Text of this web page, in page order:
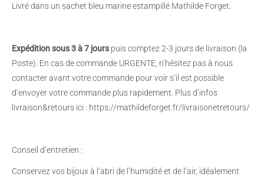
Livré dans un sachet bleu marine estampillé Mathilde Forget.
Expédition sous 3 à 7 jours puis comptez 2-3 jours de livraison (la
Poste). En cas de commande URGENTE, n’hésitez pas à nous
contacter avant votre commande pour voir s’il est possible
d’envoyer votre commande plus rapidement. Plus d’infos
livraison&retours ici : https://mathildeforget.fr/livraisonetretours/
Conseil d’entretien :
Conservez vos bijoux à l’abri de l’humidité et de l’air, idéalement